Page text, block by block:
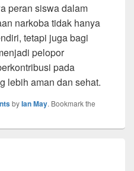
peran siswa dalam
narkoba tidak hanya
tetapi juga bagi
pelopor
pada
lebih aman dan sehat.
byIan May. Bookmark the